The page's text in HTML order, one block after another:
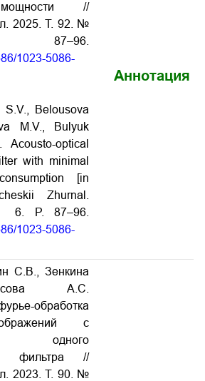
мощности //
2025. Т. 92. №
1023-5086-
S.V., Belousova
M.V., Bulyuk
optical
with minimal
[in
Zhurnal.
P. 87–96.
1023-5086-
Аннотация
С.В., Зенкина
А.С.
обработка
с
одного
фильтра //
2023.Т. 90. №